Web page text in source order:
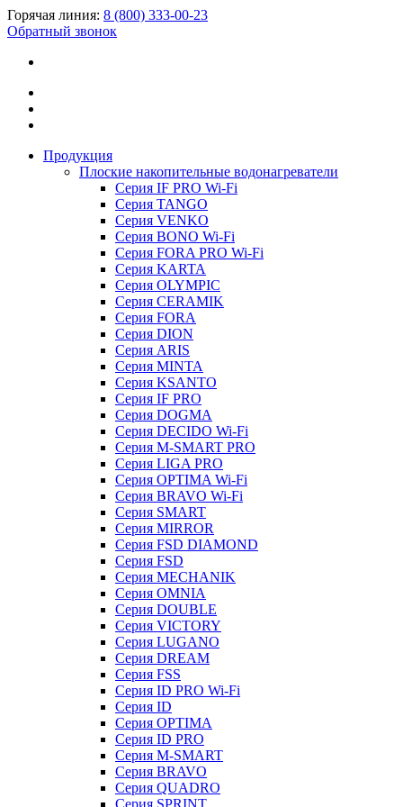
Горячая линия: 8 (800) 333-00-23
Обратный звонок
Продукция
Плоские накопительные водонагреватели
Серия IF PRO Wi-Fi
Серия TANGO
Серия VENKO
Серия BONO Wi-Fi
Серия FORA PRO Wi-Fi
Серия KARTA
Серия OLYMPIC
Серия CERAMIK
Серия FORA
Серия DION
Серия ARIS
Серия MINTA
Серия KSANTO
Серия IF PRO
Серия DOGMA
Серия DECIDO Wi-Fi
Серия M-SMART PRO
Серия LIGA PRO
Серия OPTIMA Wi-Fi
Серия BRAVO Wi-Fi
Серия SMART
Серия MIRROR
Серия FSD DIAMOND
Серия FSD
Серия MECHANIK
Серия OMNIA
Серия DOUBLE
Серия VICTORY
Серия LUGANO
Серия DREAM
Серия FSS
Серия ID PRO Wi-Fi
Серия ID
Серия OPTIMA
Серия ID PRO
Серия M-SMART
Серия BRAVO
Серия QUADRO
Серия SPRINT